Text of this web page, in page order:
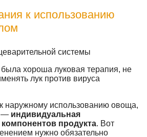
к использованию
хороша луковая терапия, не
лук против вируса
наружному использованию овоща,
— индивидуальная
продукта. Вот
нужно обязательно